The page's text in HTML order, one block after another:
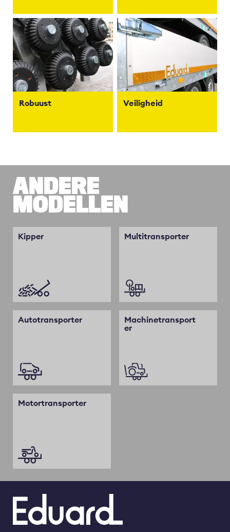
Robuust Veiligheid
ANDERE
MODELLEN
Kipper Multitransporter
Autotransporter
Machinetransport
er
Motortransporter